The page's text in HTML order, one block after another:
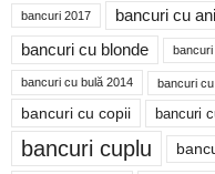
bancuri 2017 bancuri cu
bancuri cu blonde
bancuri cu bulă 2014 bancuri
bancuri cu copii bancuri
bancuri cuplu